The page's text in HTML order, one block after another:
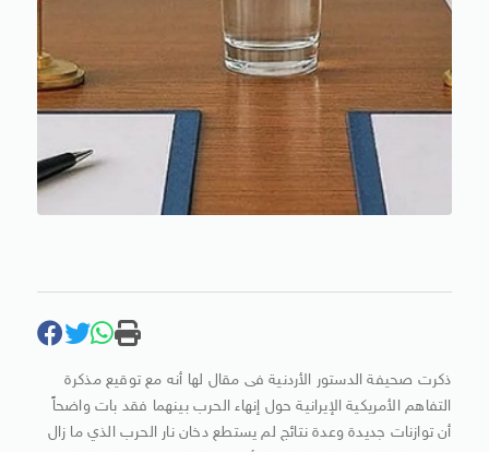
ذكرت صحيفة الدستور الأردنية فى مقال لها أنه مع توقيع مذكرة
التفاهم الأمريكية الإيرانية حول إنهاء الحرب بينهما فقد بات واضحاً
أن توازنات جديدة وعدة نتائج لم يستطع دخان نار الحرب الذي ما زال